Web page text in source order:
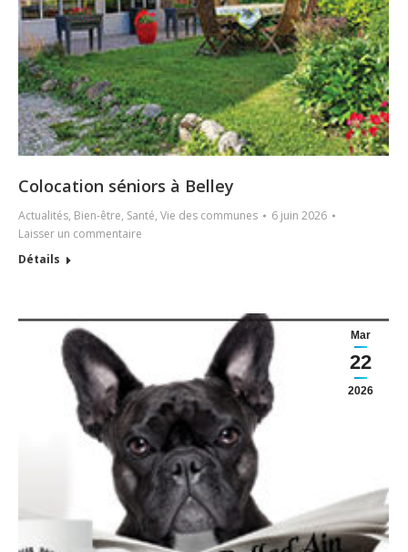
Colocation séniors à Belley
Actualités, Bien-être, Santé, Vie des communes
6 juin 2026
Laisser un commentaire
Détails
Mar
22
2026